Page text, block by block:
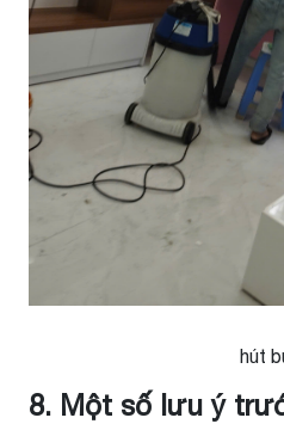
hút
8. Một số lưu ý